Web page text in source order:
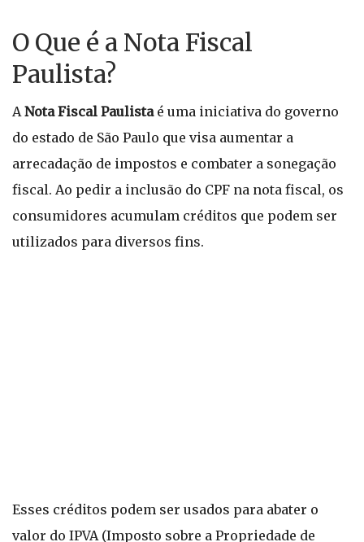
O Que é a Nota Fiscal
Paulista?
ANota Fiscal Paulistaé uma iniciativa do governo
do estado de São Paulo que visa aumentar a
arrecadação de impostos e combater a sonegação
fiscal. Ao pedir a inclusão do CPF na nota fiscal, os
consumidores acumulam créditos que podem ser
utilizados para diversos fins.
Esses créditos podem ser usados para abater o
valor do IPVA (Imposto sobre a Propriedade de